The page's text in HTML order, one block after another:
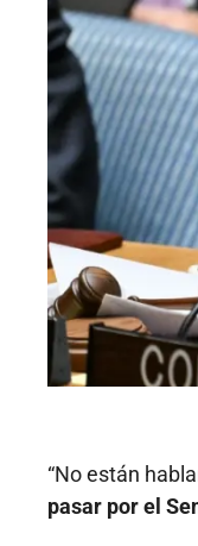
“No están
pasar por el